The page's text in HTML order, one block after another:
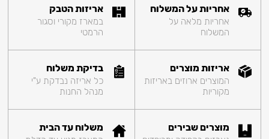
אחריות על המשלוח
אחריות מלאה על
המשלוח
אריזות הטבק
במארז מקורי וסגור
הרמטי
אריזות מוצרים
המוצרים ארוזים באריזות
מקוריות
בדיקת משלוח
כל אריזה נבדקת ע"י
מנהל החנות
מוצרים שבירים משלוח עד הבית